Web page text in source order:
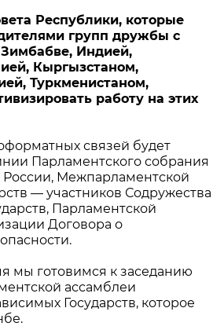
Республики, которые
групп дружбы с
Индией,
Кыргызстаном,
Туркменистаном,
работу на этих
связей будет
Парламентского собрания
Межпарламентской
— участников Содружества
Парламентской
Договора о
мы готовимся к заседанию
ассамблеи
Государств, которое